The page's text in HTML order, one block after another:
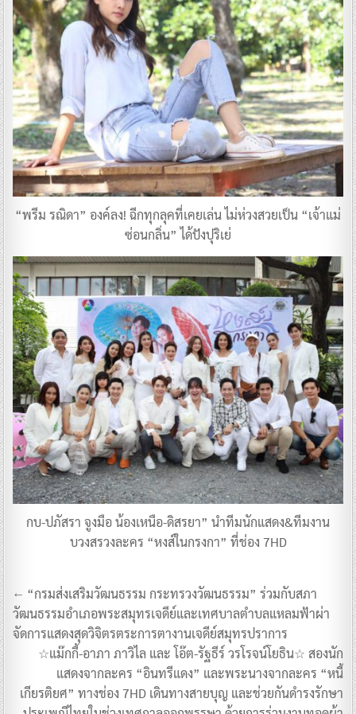
“พรีม รณิดา” องค์ลง! ฉีกทุกลุคที่เคยเล่น ไม่ห่วงสวยเป็น “เจ้าแม่
ซ่อนกลิ่น” ได้ปังปุริเย่
กบ-ปภัสรา จูงมือ น้องเหนือ-ดิสรยา” นำทีมนักแสดง&ทีมงาน
บวงสรวงละคร “หงส์ในกรงกา” ที่ช่อง 7HD
แนะแนว
เรื่อง
← “กรมส่งเสริมวัฒนธรรม กระทรวงวัฒนธรรม” ร่วมกับสภา
วัฒนธรรมอำเภอพระสมุทรเจดีย์และเทศบาลตำบลแหลมฟ้าผ่า
จัดการแสดงสุดวิจิตรตระการตางานเจดีย์สมุทรปราการ
☆แม๊กกี้-อาภา ภาวิไล และ โอ๊ต-รัฐธีร์ วรโรจน์โยธิน☆ สองนัก
แสดงจากละคร “อินทรีแดง” และพระนางจากละคร “หนี้
เกียรติยศ” ทางช่อง 7HD เดินทางสายบุญ และช่วยกันดำรงรักษา